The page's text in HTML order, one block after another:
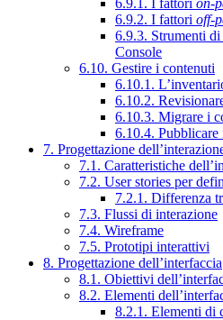
6.9.1. I fattori on-
6.9.2. I fattori off-
6.9.3. Strumenti
Console
6.10. Gestire i contenuti
6.10.1.
6.10.2.
6.10.3. Migrare i
6.10.4. Pubblicare
7. Progettazione
7.1. Caratteristiche
7.2. User stories per
7.2.1. Differenza
7.3. Flussi di interazione
7.4. Wireframe
7.5. Prototipi interattivi
8. Progettazione dell’interfaccia
8.1. Obiettivi
8.2. Elementi
8.2.1. Elementi di